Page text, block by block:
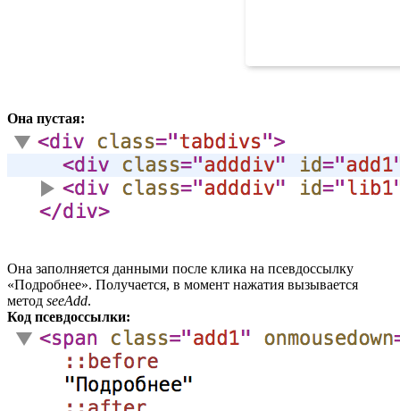
Она пустая:
Она заполняется данными после клика на псевдоссылку
«Подробнее». Получается, в момент нажатия вызывается
метод seeAdd.
Код псевдоссылки: